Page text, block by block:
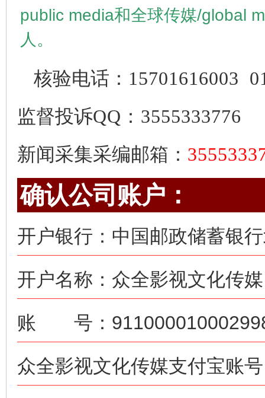
public media和全球传媒/global
人。
核验电话： 15701616003
监督投诉QQ：3555333776
新闻采集采编邮箱：
确认公司账户：
开户银行：中国邮政储蓄银
开户名称：众全影视文化传
账 号：
众全影视文化传媒支付宝账